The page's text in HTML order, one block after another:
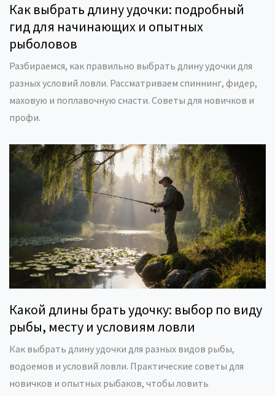
Как выбрать длину удочки: подробный
гид для начинающих и опытных
рыболовов
Разбираемся, как правильно выбрать длину удочки для
разных условий ловли. Рассматриваем спиннинг, фидер,
маховую и поплавочную снасти. Советы для новичков и
профи.
Какой длины брать удочку: выбор по виду
рыбы, месту и условиям ловли
Как выбрать длину удочки для разных видов рыбы,
водоемов и условий ловли. Практические советы для
новичков и опытных рыбаков, чтобы ловить